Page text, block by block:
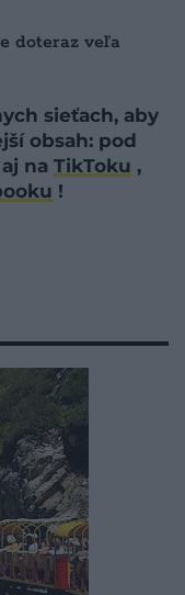
doteraz veľa
sieťach, aby
obsah: pod
na TikToku ,
!